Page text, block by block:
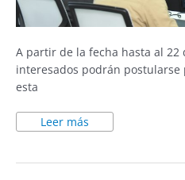
A partir de la fecha hasta al 22
interesados podrán
esta
Leer más